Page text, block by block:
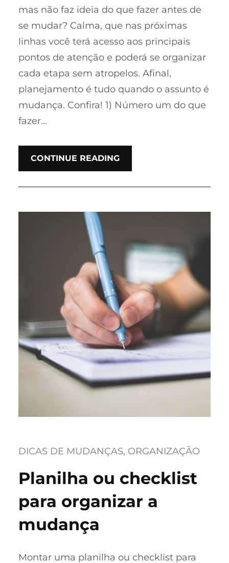
mas não faz ideia do que fazer antes de
se mudar? Calma, que nas próximas
linhas você terá acesso aos principais
pontos de atenção e poderá se organizar
cada etapa sem atropelos. Afinal,
planejamento é tudo quando o assunto é
mudança. Confira! 1) Número um do que
fazer…
CONTINUE READING
DICAS DE MUDANÇAS, ORGANIZAÇÃO
Planilha ou checklist
para organizar a
mudança
Montar uma planilha ou checklist para